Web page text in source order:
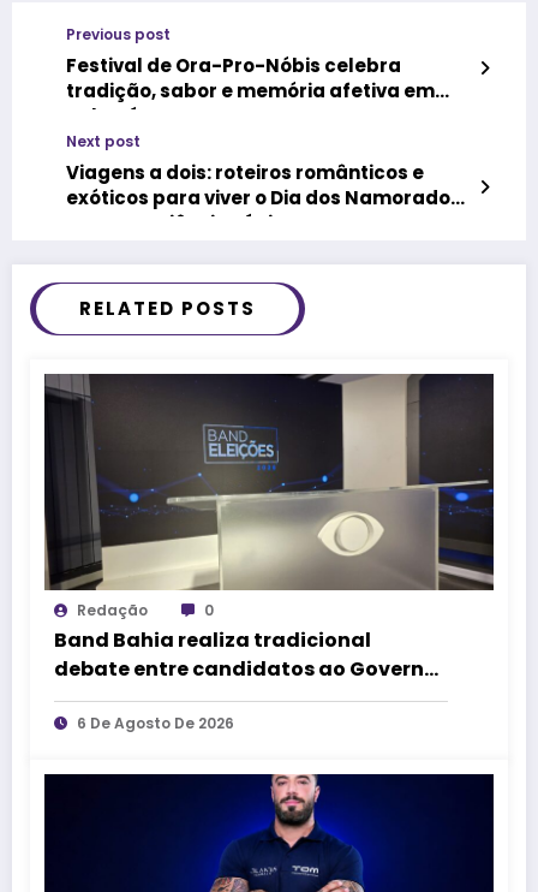
Previous post
Festival de Ora-Pro-Nóbis celebra
tradição, sabor e memória afetiva em
Sabará
Next post
Viagens a dois: roteiros românticos e
exóticos para viver o Dia dos Namorados
com experiências únicas
RELATED POSTS
Redação 0
Band Bahia realiza tradicional
debate entre candidatos ao Governo
da Bahia para mais de 300 cidades
neste domingo (9)
6 De Agosto De 2026